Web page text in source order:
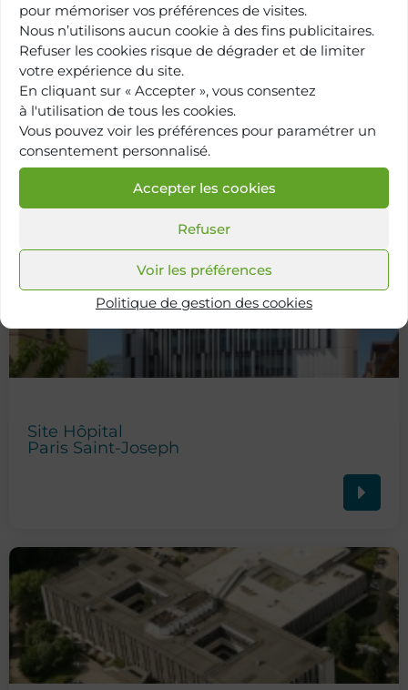
pour mémoriser vos préférences de visites.
Nous n’utilisons aucun cookie à des fins publicitaires.
Refuser les cookies risque de dégrader et de limiter
votre expérience du site.
En cliquant sur « Accepter », vous consentez
à l'utilisation de tous les cookies.
Vous pouvez voir les préférences pour paramétrer un
consentement personnalisé.
Accepter les cookies
Refuser
Voir les préférences
Politique de gestion des cookies
Retour à
l'annuaire
Site Hôpital
Paris Saint-Joseph